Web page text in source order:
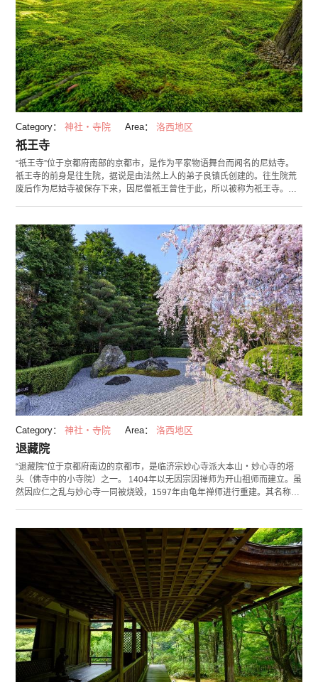
Category： 神社・寺院 Area： 洛西地区
祇王寺
“祇王寺”位于京都府南部的京都市，是作为平家物语舞台而闻名的尼姑寺。
祇王寺的前身是往生院，据说是由法然上人的弟子良镇氏创建的。往生院荒
废后作为尼姑寺被保存下来，因尼僧祇王曾住于此，所以被称为祇王寺。祇
语里的这段故事，祇王寺作为具有悲恋情怀的尼姑寺也很有名。 初夏至盛
夏，茅草屋顶的草堂前长满了大约30种苔藓，翠绿幽静的庭园十分值得一
看。晴天时苔藓蓬松柔软，雨天则变得湿润鲜嫩，园内的风景，因天气而
异。并且在秋天，苔藓散去，红叶满园，铺成一张红绒毯。 这里的御朱印分
为通常朱印和季节朱印2种，季节朱印的设计洋溢着春夏秋冬的四季之感。
Category： 神社・寺院 Area： 洛西地区
退藏院
“退藏院”位于京都府南边的京都市，是临济宗妙心寺派大本山・妙心寺的塔
头（佛寺中的小寺院）之一。 1404年以无因宗因禅师为开山祖师而建立。虽
然因应仁之乱与妙心寺一同被烧毁，1597年由龟年禅师进行重建。其名称隐
行交流。松山大耕因对世界进行日本文化的宣传而受到很高的评价。 寺院内
有室町时代的画家狩野元信画的史迹名胜──枯山水庭园“元信之庭”，以及四
季有不同美景的池泉回游式庭园“余香苑”等等。圆形交叠的池水附近有红枝
垂樱与莲花，一年四季都有美景可以欣赏。收藏品以描绘了手拿葫芦欲捕鲶
鱼的水墨画“瓢鲇图”的仿画最为人所知。这里也有提供校外教学的学生座禅
指导与法话讲座。